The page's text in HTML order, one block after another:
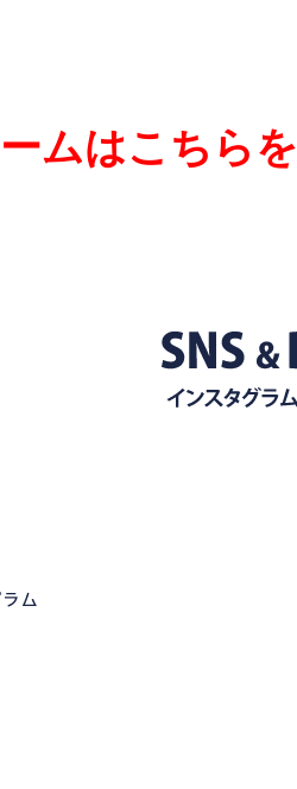
ムはこちら